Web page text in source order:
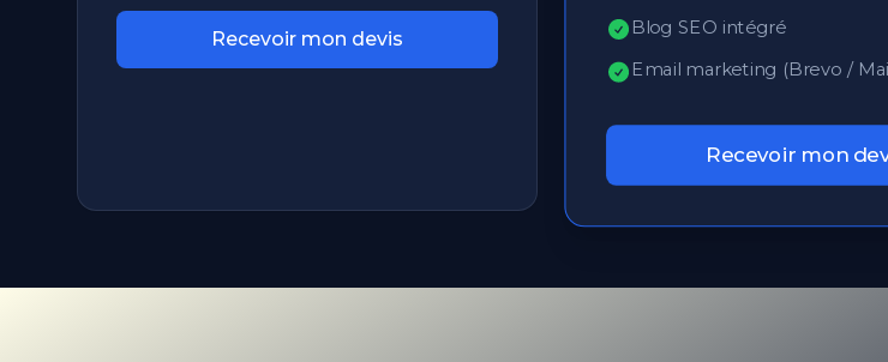
Recevoir mon devis
Blog SEO intégré
Email marketing (Brevo /
Recevoir mon